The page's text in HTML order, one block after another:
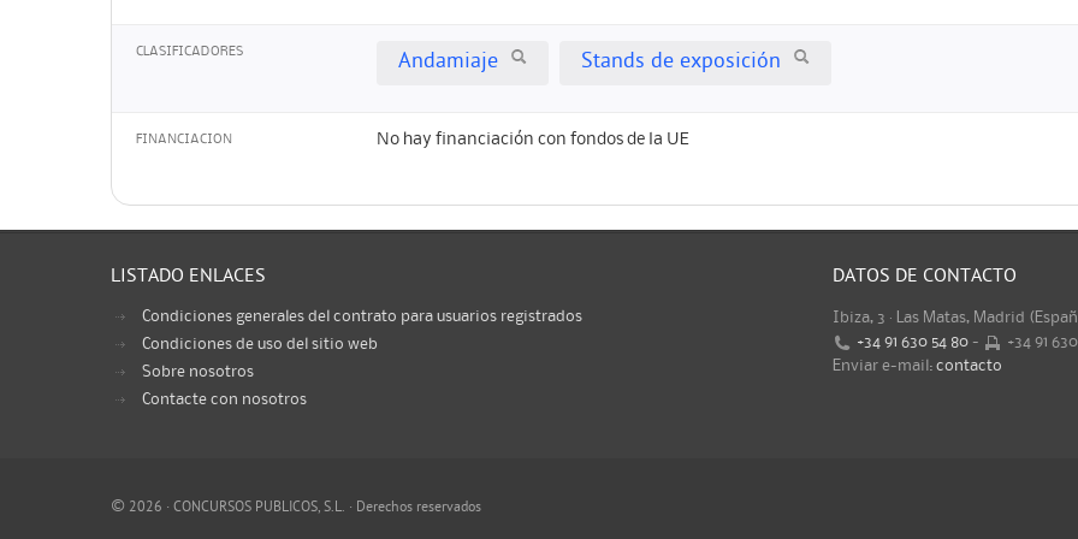
CLASIFICADORES Andamiaje Stands de exposición
FINANCIACION No hay financiación con fondos de la UE
LISTADO ENLACES
Condiciones generales del contrato para usuarios registrados
Condiciones de uso del sitio web
Sobre nosotros
Contacte con nosotros
DATOS DE CONTACTO
Ibiza, 3 · Las Matas, Madrid
+34 91 630 54 80 -
+34 91
Enviar e-mail: contacto
© 2026 · CONCURSOS PUBLICOS, S.L. · Derechos reservados